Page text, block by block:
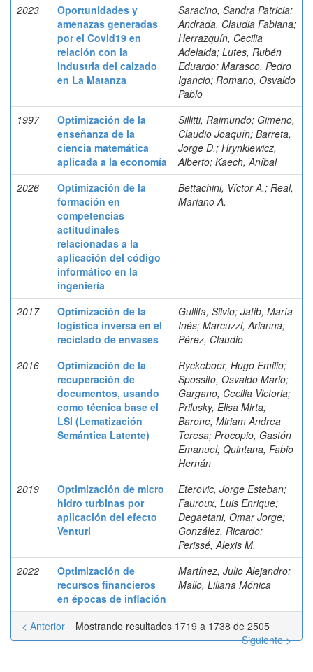
2023
Oportunidades y
amenazas generadas
por el Covid19 en
relación con la
industria del calzado
en La Matanza
Saracino, Sandra Patricia;
Andrada, Claudia Fabiana;
Herrazquín, Cecilia
Adelaida; Lutes, Rubén
Eduardo; Marasco, Pedro
Igancio; Romano, Osvaldo
Pablo
1997
Optimización de la
enseñanza de la
ciencia matemática
aplicada a la economía
Sillitti, Raimundo; Gimeno,
Claudio Joaquín; Barreta,
Jorge D.; Hrynkiewicz,
Alberto; Kaech, Aníbal
2026
Optimización de la
formación en
competencias
actitudinales
relacionadas a la
aplicación del código
informático en la
ingeniería
Bettachini, Víctor A.; Real,
Mariano A.
2017
Optimización de la
logística inversa en el
reciclado de envases
Gullifa, Silvio; Jatib, María
Inés; Marcuzzi, Arianna;
Pérez, Claudio
2016
Optimización de la
recuperación de
documentos, usando
como técnica base el
LSI (Lematización
Semántica Latente)
Ryckeboer, Hugo Emilio;
Spossito, Osvaldo Mario;
Gargano, Cecilia Victoria;
Prilusky, Elisa Mirta;
Barone, Miriam Andrea
Teresa; Procopio, Gastón
Emanuel; Quintana, Fabio
Hernán
2019
Optimización de micro
hidro turbinas por
aplicación del efecto
Venturi
Eterovic, Jorge Esteban;
Fauroux, Luis Enrique;
Degaetani, Omar Jorge;
González, Ricardo;
Perissé, Alexis M.
2022
Optimización de
recursos financieros
en épocas de inflación
Martínez, Julio Alejandro;
Mallo, Liliana Mónica
Mostrando resultados 1719 a 1738 de 2505
< Anterior
Siguiente >